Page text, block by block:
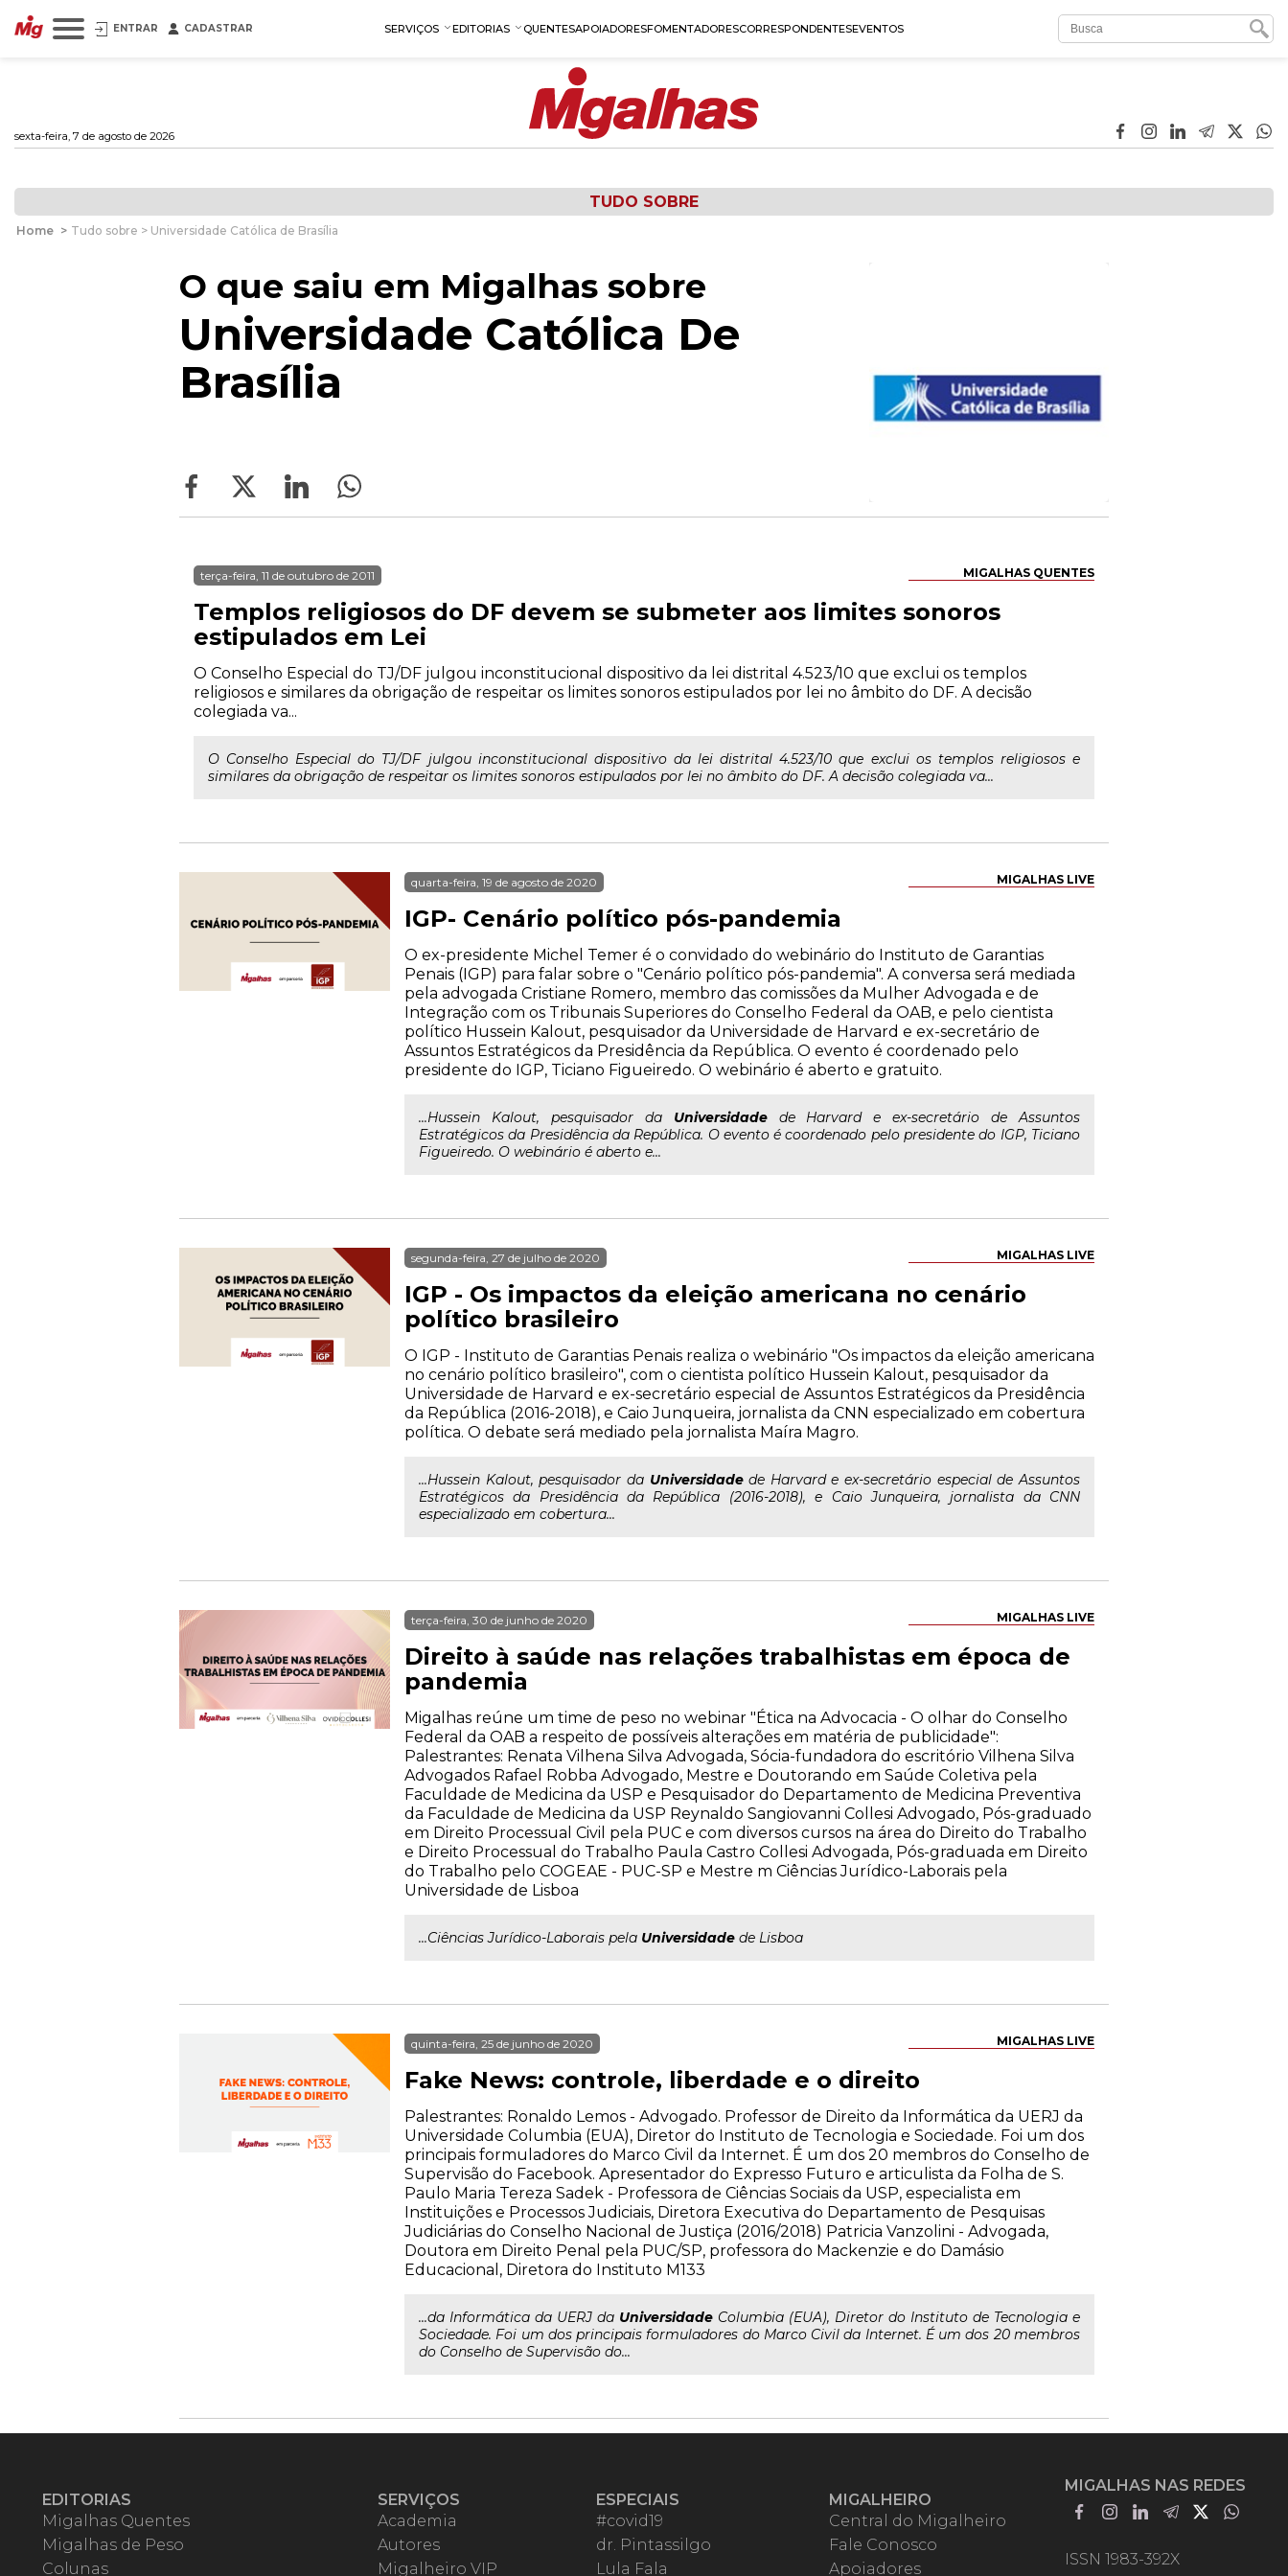
ENTRAR CADASTRAR SERVIÇOS EDITORIAS QUENTESAPOIADORESFOMENTADORESCORRESPONDENTESEVENTOS
sexta-feira, 7 de agosto de 2026
TUDO SOBRE
Home > Tudo sobre > Universidade Católica de Brasília
O que saiu em Migalhas sobre
Universidade Católica De
Brasília
MIGALHAS QUENTES
terça-feira, 11 de outubro de 2011
Templos religiosos do DF devem se submeter aos limites sonoros
estipulados em Lei
O Conselho Especial do TJ/DF julgou inconstitucional dispositivo da lei distrital 4.523/10 que exclui os templos
religiosos e similares da obrigação de respeitar os limites sonoros estipulados por lei no âmbito do DF. A decisão
colegiada va...
O Conselho Especial do TJ/DF julgou inconstitucional dispositivo da lei distrital 4.523/10 que exclui os templos religiosos e
similares da obrigação de respeitar os limites sonoros estipulados por lei no âmbito do DF. A decisão colegiada va...
MIGALHAS LIVE
quarta-feira, 19 de agosto de 2020
IGP- Cenário político pós-pandemia
O ex-presidente Michel Temer é o convidado do webinário do Instituto de Garantias
Penais (IGP) para falar sobre o "Cenário político pós-pandemia". A conversa será mediada
pela advogada Cristiane Romero, membro das comissões da Mulher Advogada e de
Integração com os Tribunais Superiores do Conselho Federal da OAB, e pelo cientista
político Hussein Kalout, pesquisador da Universidade de Harvard e ex-secretário de
Assuntos Estratégicos da Presidência da República. O evento é coordenado pelo
presidente do IGP, Ticiano Figueiredo. O webinário é aberto e gratuito.
...Hussein Kalout, pesquisador da Universidadede Harvard e ex-secretário de Assuntos
Estratégicos da Presidência da República. O evento é coordenado pelo presidente do IGP, Ticiano
Figueiredo. O webinário é aberto e...
MIGALHAS LIVE
segunda-feira, 27 de julho de 2020
IGP - Os impactos da eleição americana no cenário
político brasileiro
O IGP - Instituto de Garantias Penais realiza o webinário "Os impactos da eleição americana
no cenário político brasileiro", com o cientista político Hussein Kalout, pesquisador da
Universidade de Harvard e ex-secretário especial de Assuntos Estratégicos da Presidência
da República (2016-2018), e Caio Junqueira, jornalista da CNN especializado em cobertura
política. O debate será mediado pela jornalista Maíra Magro.
...Hussein Kalout, pesquisador da Universidadede Harvard e ex-secretário especial de Assuntos
Estratégicos da Presidência da República (2016-2018), e Caio Junqueira, jornalista da CNN
especializado em cobertura...
MIGALHAS LIVE
terça-feira, 30 de junho de 2020
Direito à saúde nas relações trabalhistas em época de
pandemia
Migalhas reúne um time de peso no webinar "Ética na Advocacia - O olhar do Conselho
Federal da OAB a respeito de possíveis alterações em matéria de publicidade":
Palestrantes: Renata Vilhena Silva Advogada, Sócia-fundadora do escritório Vilhena Silva
Advogados Rafael Robba Advogado, Mestre e Doutorando em Saúde Coletiva pela
Faculdade de Medicina da USP e Pesquisador do Departamento de Medicina Preventiva
da Faculdade de Medicina da USP Reynaldo Sangiovanni Collesi Advogado, Pós-graduado
em Direito Processual Civil pela PUC e com diversos cursos na área do Direito do Trabalho
e Direito Processual do Trabalho Paula Castro Collesi Advogada, Pós-graduada em Direito
do Trabalho pelo COGEAE - PUC-SP e Mestre m Ciências Jurídico-Laborais pela
Universidade de Lisboa
...Ciências Jurídico-Laborais pela Universidade de Lisboa
MIGALHAS LIVE
quinta-feira, 25 de junho de 2020
Fake News: controle, liberdade e o direito
Palestrantes: Ronaldo Lemos - Advogado. Professor de Direito da Informática da UERJ da
Universidade Columbia (EUA), Diretor do Instituto de Tecnologia e Sociedade. Foi um dos
principais formuladores do Marco Civil da Internet. É um dos 20 membros do Conselho de
Supervisão do Facebook. Apresentador do Expresso Futuro e articulista da Folha de S.
Paulo Maria Tereza Sadek - Professora de Ciências Sociais da USP, especialista em
Instituições e Processos Judiciais, Diretora Executiva do Departamento de Pesquisas
Judiciárias do Conselho Nacional de Justiça (2016/2018) Patricia Vanzolini - Advogada,
Doutora em Direito Penal pela PUC/SP, professora do Mackenzie e do Damásio
Educacional, Diretora do Instituto M133
...da Informática da UERJ da Universidade Columbia (EUA), Diretor do Instituto de Tecnologia e
Sociedade. Foi um dos principais formuladores do Marco Civil da Internet. É um dos 20 membros
do Conselho de Supervisão do...
EDITORIAS
Migalhas Quentes
Migalhas de Peso
Colunas
SERVIÇOS
Academia
Autores
Migalheiro VIP
ESPECIAIS
#covid19
dr. Pintassilgo
Lula Fala
MIGALHEIRO
Central do Migalheiro
Fale Conosco
Apoiadores
MIGALHAS NAS REDES
ISSN 1983-392X